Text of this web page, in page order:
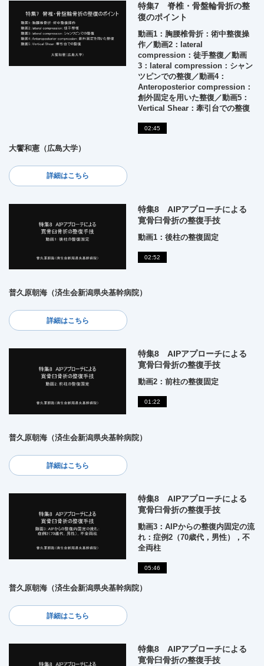
特集7 脊椎・骨盤輪骨折の整
復のポイント
動画1：胸腰椎骨折：術中整復操
作／動画2：lateral
compression：徒手整復／動画
3：lateral compression：シャン
ツピンでの整復／動画4：
Anteroposterior compression：
創外固定を用いた整復／動画5：
Vertical Shear：牽引台での整復
02:45
大饗和憲（広島大学）
詳細はこちら
特集8 AIPアプローチによる
寛骨臼骨折の整復手技
動画1：後柱の整復固定
02:52
普久原朝海（済生会新潟県央基幹病院）
詳細はこちら
特集8 AIPアプローチによる
寛骨臼骨折の整復手技
動画2：前柱の整復固定
01:22
普久原朝海（済生会新潟県央基幹病院）
詳細はこちら
特集8 AIPアプローチによる
寛骨臼骨折の整復手技
動画3：AIPからの整復内固定の流
れ：症例2（70歳代，男性），不
全両柱
05:46
普久原朝海（済生会新潟県央基幹病院）
詳細はこちら
特集8 AIPアプローチによる
寛骨臼骨折の整復手技